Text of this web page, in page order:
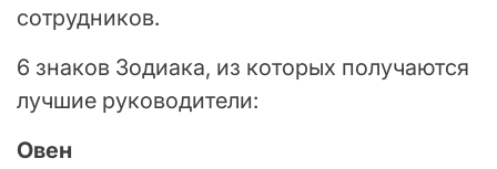
сотрудников.
6 знаков Зодиака, из которых получаются
лучшие руководители:
Овен